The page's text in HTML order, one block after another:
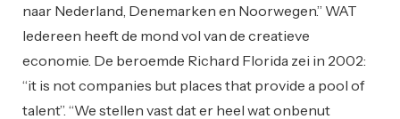
naar Nederland, Denemarken en Noorwegen.” WAT
Iedereen heeft de mond vol van de creatieve
economie. De beroemde Richard Florida zei in 2002:
“it is not companies but places that provide a pool of
talent”. “We stellen vast dat er heel wat onbenut